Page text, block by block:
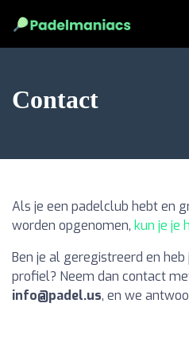
Contact
Als je een padelclub hebt en
worden opgenomen, kun je je
Ben je al geregistreerd en
profiel? Neem dan contact
info@padel.us, en we